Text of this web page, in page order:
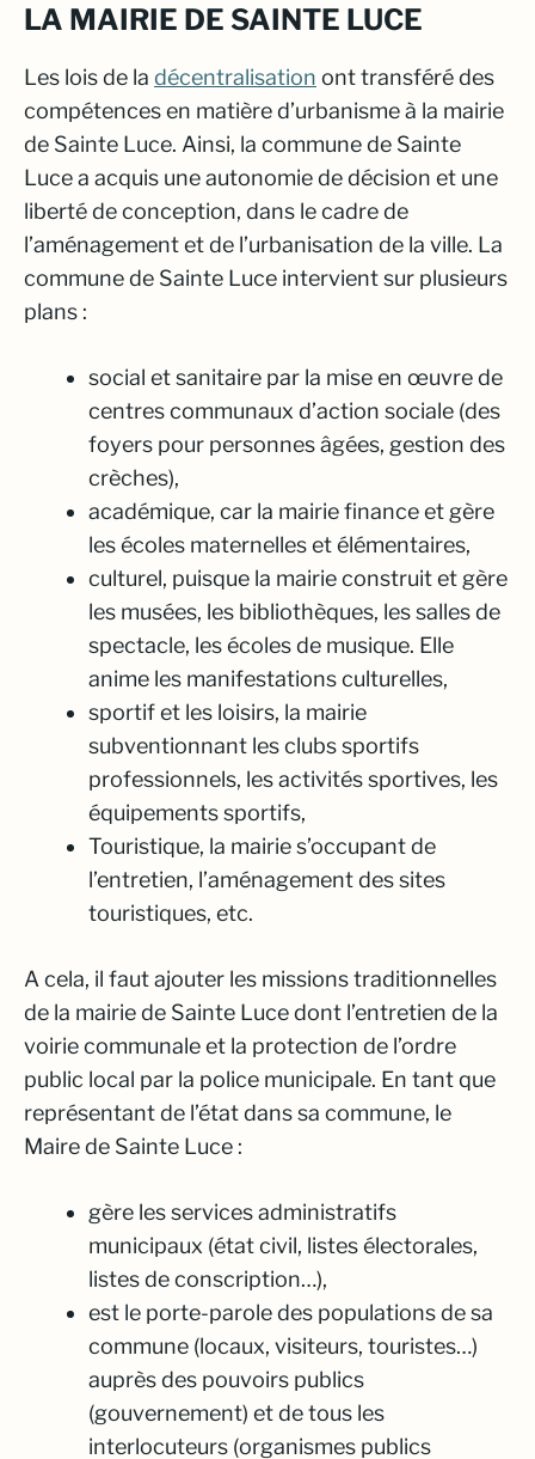
LA MAIRIE DE SAINTE LUCE
Les lois de la décentralisation ont transféré des
compétences en matière d’urbanisme à la mairie
de Sainte Luce. Ainsi, la commune de Sainte
Luce a acquis une autonomie de décision et une
liberté de conception, dans le cadre de
l’aménagement et de l’urbanisation de la ville. La
commune de Sainte Luce intervient sur plusieurs
plans :
social et sanitaire par la mise en œuvre de
centres communaux d’action sociale (des
foyers pour personnes âgées, gestion des
crèches),
académique, car la mairie finance et gère
les écoles maternelles et élémentaires,
culturel, puisque la mairie construit et gère
les musées, les bibliothèques, les salles de
spectacle, les écoles de musique. Elle
anime les manifestations culturelles,
sportif et les loisirs, la mairie
subventionnant les clubs sportifs
professionnels, les activités sportives, les
équipements sportifs,
Touristique, la mairie s’occupant de
l’entretien, l’aménagement des sites
touristiques, etc.
A cela, il faut ajouter les missions traditionnelles
de la mairie de Sainte Luce dont l’entretien de la
voirie communale et la protection de l’ordre
public local par la police municipale. En tant que
représentant de l’état dans sa commune, le
Maire de Sainte Luce :
gère les services administratifs
municipaux (état civil, listes électorales,
listes de conscription…),
est le porte-parole des populations de sa
commune (locaux, visiteurs, touristes…)
auprès des pouvoirs publics
(gouvernement) et de tous les
interlocuteurs (organismes publics